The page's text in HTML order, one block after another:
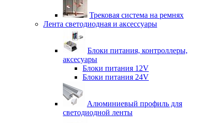
Трековая система на ремнях
Лента светодиодная и аксессуары
Блоки питания, контроллеры,
аксесуары
Блоки питания 12V
Блоки питания 24V
Алюминиевый профиль для
светодиодной ленты